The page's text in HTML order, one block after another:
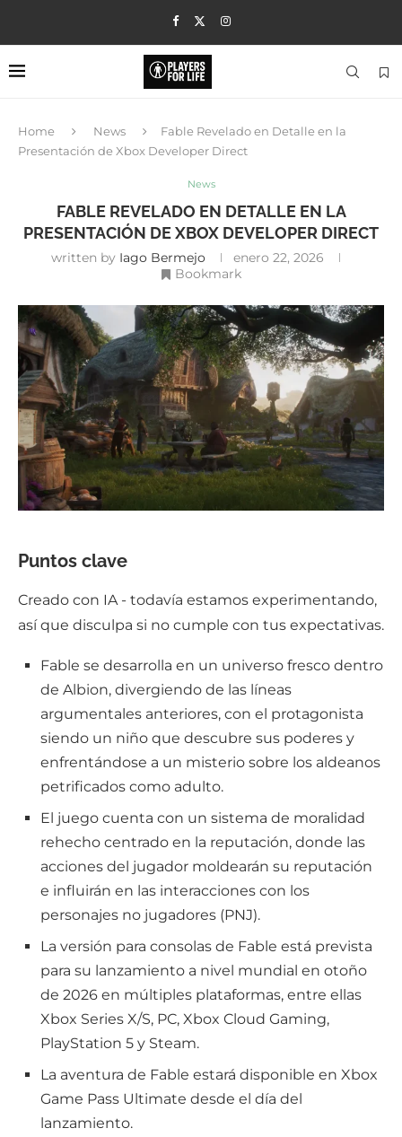
Home News
Fable Revelado en Detalle en la
Presentación de Xbox Developer Direct
News
FABLE REVELADO EN DETALLE EN LA
PRESENTACIÓN DE XBOX DEVELOPER DIRECT
written by Iago Bermejo
enero 22, 2026
Bookmark
Puntos clave
Creado con IA - todavía estamos experimentando,
así que disculpa si no cumple con tus expectativas.
Fable se desarrolla en un universo fresco dentro
de Albion, divergiendo de las líneas
argumentales anteriores, con el protagonista
siendo un niño que descubre sus poderes y
enfrentándose a un misterio sobre los aldeanos
petrificados como adulto.
El juego cuenta con un sistema de moralidad
rehecho centrado en la reputación, donde las
acciones del jugador moldearán su reputación
e influirán en las interacciones con los
personajes no jugadores (PNJ).
La versión para consolas de Fable está prevista
para su lanzamiento a nivel mundial en otoño
de 2026 en múltiples plataformas, entre ellas
Xbox Series X/S, PC, Xbox Cloud Gaming,
PlayStation 5 y Steam.
La aventura de Fable estará disponible en Xbox
Game Pass Ultimate desde el día del
lanzamiento.